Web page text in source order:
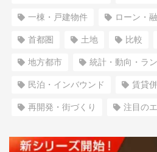
一棟・戸建物件 ローン・
首都圏 土地 比較
地方都市 統計・動向・ラ
民泊・インバウンド 賃貸
再開発・街づくり 注目の